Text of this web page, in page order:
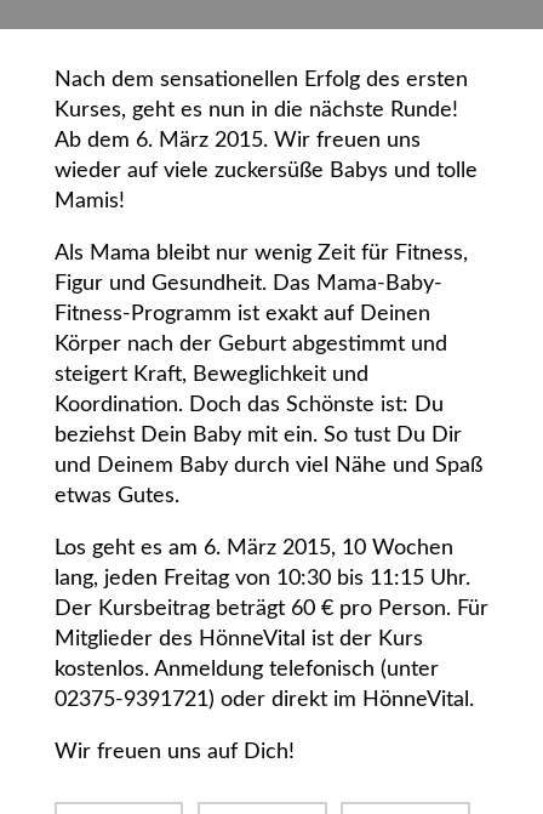
Nach dem sensationellen Erfolg des ersten
Kurses, geht es nun in die nächste Runde!
Ab dem 6. März 2015. Wir freuen uns
wieder auf viele zuckersüße Babys und tolle
Mamis!
Als Mama bleibt nur wenig Zeit für Fitness,
Figur und Gesundheit. Das Mama-Baby-
Fitness-Programm ist exakt auf Deinen
Körper nach der Geburt abgestimmt und
steigert Kraft, Beweglichkeit und
Koordination. Doch das Schönste ist: Du
beziehst Dein Baby mit ein. So tust Du Dir
und Deinem Baby durch viel Nähe und Spaß
etwas Gutes.
Los geht es am 6. März 2015, 10 Wochen
lang, jeden Freitag von 10:30 bis 11:15 Uhr.
Der Kursbeitrag beträgt 60 € pro Person. Für
Mitglieder des HönneVital ist der Kurs
kostenlos. Anmeldung telefonisch (unter
02375-9391721) oder direkt im HönneVital.
Wir freuen uns auf Dich!